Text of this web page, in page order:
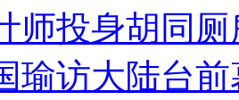
师投身胡同
瑜访大陆台